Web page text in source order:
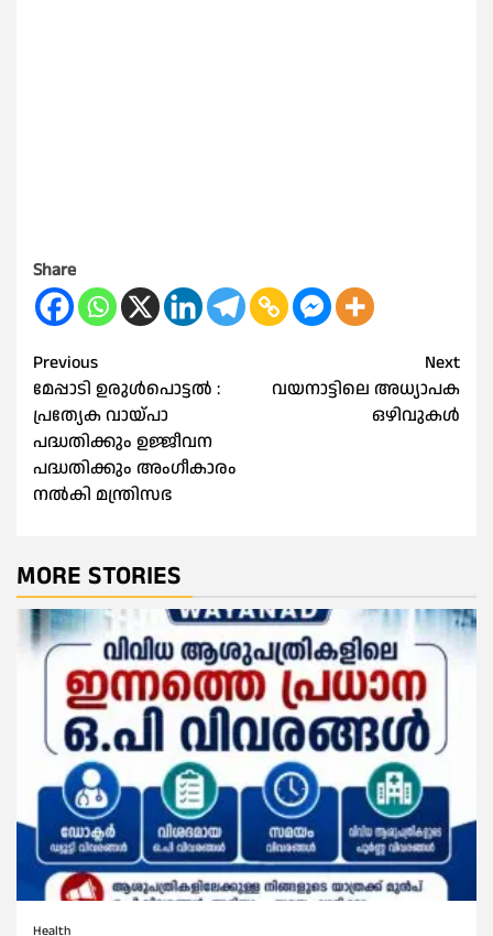
Share
Post
navigation
Previous
മേപ്പാടി ഉരുള്‍പൊട്ടല്‍ :
പ്രത്യേക വായ്പാ
പദ്ധതിക്കും ഉജ്ജീവന
പദ്ധതിക്കും അംഗീകാരം
നല്‍കി മന്ത്രിസഭ
Next
വയനാട്ടിലെ അധ്യാപക
ഒഴിവുകൾ
MORE STORIES
Health